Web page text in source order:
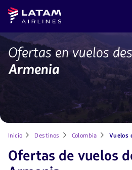
Saltar
menú.
Saltar al
contenido
principal.
Navegación
secciones
de
usuario.
Latam
Airlines
vuelos
Bogotá
Ofertas en vuelos
Armenia
Inicio Destinos Colombia Vuelos
Ofertas de vuelos